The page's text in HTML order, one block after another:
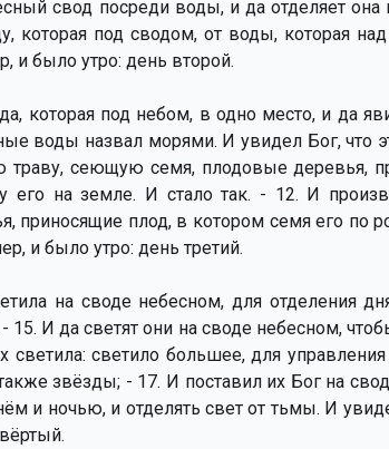
свод посреди воды, и да отделяет
которая под сводом, от воды, которая
и было утро: день второй.
которая под небом, в одно место, и да
воды назвал морями. И увидел Бог, что
траву, сеющую семя, плодовые деревья,
его на земле. И стало так. - 12. И
приносящие плод, в котором семя его по
и было утро: день третий.
на своде небесном, для отделения
15. И да светят они на своде небесном,
светила: светило большее, для
звёзды; - 17. И поставил их Бог на
и ночью, и отделять свет от тьмы. И